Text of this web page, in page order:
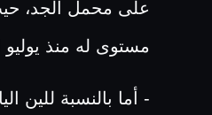
على محمل الجد،
مستوى له منذ
- أما بالنسبة للين